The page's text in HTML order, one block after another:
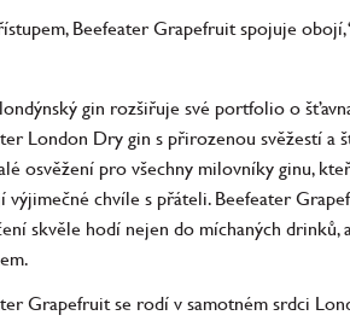
Beefeater Grapefruit spojuje
londýnský gin rozšiřuje své portfolio o
London Dry gin s přirozenou svěžestí a
osvěžení pro všechny milovníky ginu,
výjimečné chvíle s přáteli. Beefeater
skvěle hodí nejen do míchaných
Grapefruit se rodí v samotném srdci